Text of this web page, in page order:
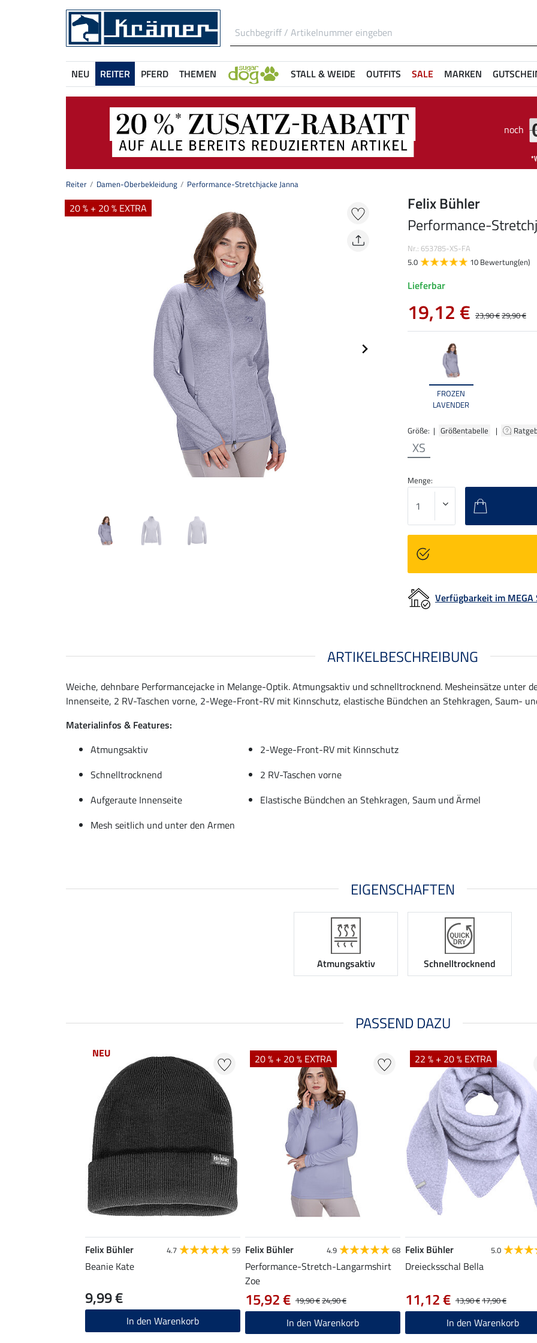
NEU REITER PFERD THEMEN STALL & WEIDE OUTFITS SALE MARKEN
noch
Reiter Damen-Oberbekleidung Performance-Stretchjacke Janna
20 % + 20 % EXTRA
FROZEN
LAVENDER
Größe: | Größentabelle |
XS
Felix Bühler
Performance-
Nr.: 653785-XS-FA
5.0
10 Bewertung(en)
Lieferbar
19,12 € 23,90 €29,90 €
Menge:
Verfügbarkeit im MEGA
ARTIKELBESCHREIBUNG
Weiche, dehnbare Performancejacke in Melange-Optik. Atmungsaktiv und schnelltrocknend. Mesheinsätze unter
Innenseite, 2 RV-Taschen vorne, 2-Wege-Front-RV mit Kinnschutz, elastische Bündchen an Stehkragen, Saum-
Materialinfos & Features:
Atmungsaktiv
2-Wege-Front-RV mit Kinnschutz
Schnelltrocknend
2 RV-Taschen vorne
Aufgeraute Innenseite
Elastische Bündchen an Stehkragen, Saum und Ärmel
Mesh seitlich und unter den Armen
EIGENSCHAFTEN
Atmungsaktiv Schnelltrocknend
PASSEND DAZU
NEU
Felix Bühler 4.7 59
Beanie Kate
9,99 €
In den Warenkorb
20 % + 20 % EXTRA
Felix Bühler 4.9 68
Performance-Stretch-Langarmshirt
Zoe
19,90 €24,90 €
15,92 €
In den Warenkorb
22 % + 20 % EXTRA
Felix Bühler 5.0
Dreiecksschal Bella
13,90 €17,90 €
11,12 €
In den Warenkorb